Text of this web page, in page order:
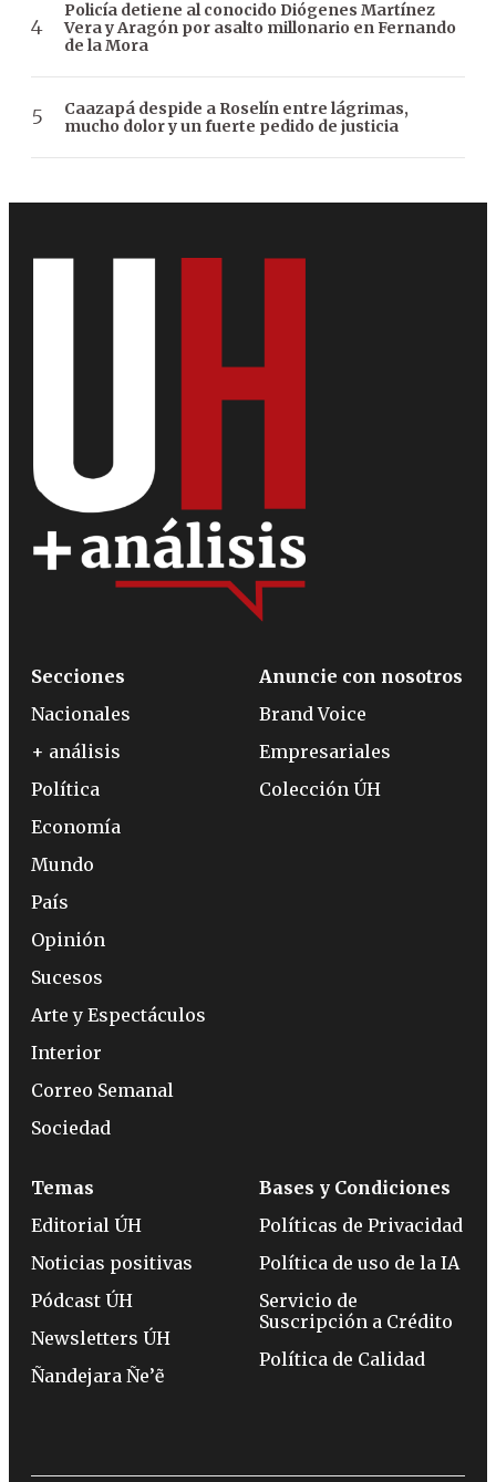
Policía detiene al conocido Diógenes Martínez
Vera y Aragón por asalto millonario en Fernando
de la Mora
Caazapá despide a Roselín entre lágrimas,
mucho dolor y un fuerte pedido de justicia
Secciones
Nacionales
+ análisis
Política
Economía
Mundo
País
Opinión
Sucesos
Arte y Espectáculos
Interior
Correo Semanal
Sociedad
Anuncie con nosotros
Brand Voice
Empresariales
Colección ÚH
Temas
Editorial ÚH
Noticias positivas
Pódcast ÚH
Newsletters ÚH
Ñandejara Ñe’ẽ
Bases y Condiciones
Políticas de Privacidad
Política de uso de la IA
Servicio de
Suscripción a Crédito
Política de Calidad